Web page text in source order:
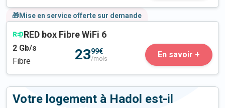
🎁Mise en service offerte sur demande
RED box Fibre WiFi 6
2 Gb/s
Fibre
2399€
/mois En savoir +
Votre logement à Hadol est-il